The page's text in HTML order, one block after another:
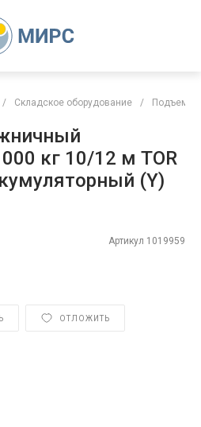
/ Складское оборудование /
кг 10/12 м TOR
(Y)
Артикул 1019959
ОТЛОЖИТЬ